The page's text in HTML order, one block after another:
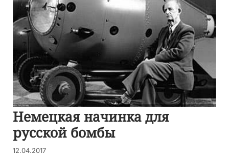
Немецкая начинка для
русской бомбы
12.04.2017